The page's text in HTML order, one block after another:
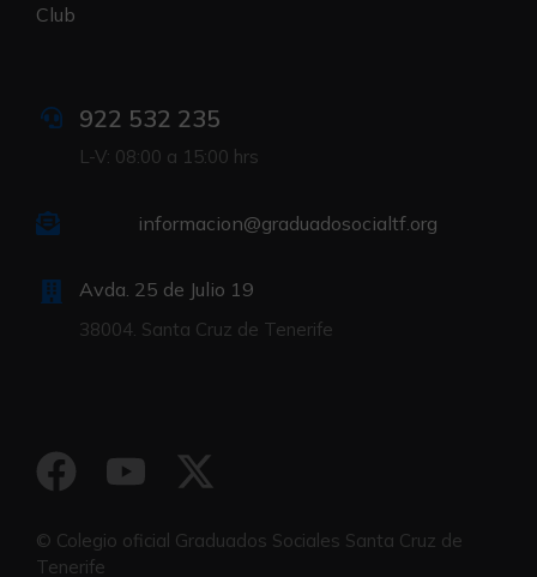
Club
922 532 235
L-V: 08:00 a 15:00 hrs
informacion@graduadosocialtf.org
Avda. 25 de Julio 19
38004. Santa Cruz de Tenerife
© Colegio oficial Graduados Sociales Santa Cruz de
Tenerife